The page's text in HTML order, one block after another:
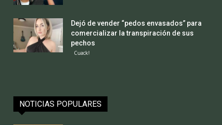
Dejó de vender “pedos envasados” para
comercializar la transpiración de sus
pechos
Cuack!
NOTICIAS POPULARES